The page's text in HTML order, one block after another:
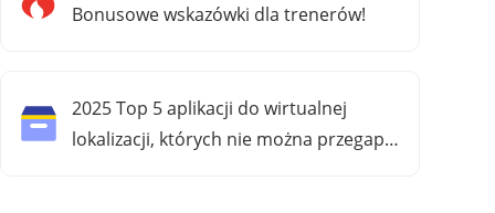
Bonusowe wskazówki dla trenerów!
2025 Top 5 aplikacji do wirtualnej
lokalizacji, których nie można przegapić